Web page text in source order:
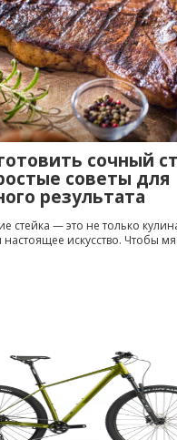
сочный
советы для
результата
стейка — это не только
настоящее искусство. Чтобы